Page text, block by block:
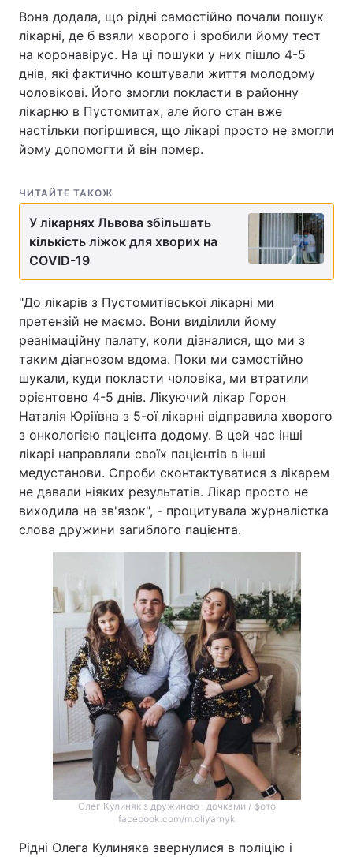
Вона додала, що рідні самостійно почали пошук
лікарні, де б взяли хворого і зробили йому тест
на коронавірус. На ці пошуки у них пішло 4-5
днів, які фактично коштували життя молодому
чоловікові. Його змогли покласти в районну
лікарню в Пустомитах, але його стан вже
настільки погіршився, що лікарі просто не змогли
йому допомогти й він помер.
ЧИТАЙТЕ ТАКОЖ
У лікарнях Львова збільшать
кількість ліжок для хворих на
СОVID-19
"До лікарів з Пустомитівської лікарні ми
претензій не маємо. Вони виділили йому
реанімаційну палату, коли дізналися, що ми з
таким діагнозом вдома. Поки ми самостійно
шукали, куди покласти чоловіка, ми втратили
орієнтовно 4-5 днів. Лікуючий лікар Горон
Наталія Юріївна з 5-ої лікарні відправила хворого
з онкологією пацієнта додому. В цей час інші
лікарі направляли своїх пацієнтів в інші
медустанови. Спроби сконтактуватися з лікарем
не давали ніяких результатів. Лікар просто не
виходила на зв'язок", - процитувала журналістка
слова дружини загиблого пацієнта.
Олег Кулиняк з дружиною і дочками / фото
facebook.com/m.oliyarnyk
Рідні Олега Кулиняка звернулися в поліцію і